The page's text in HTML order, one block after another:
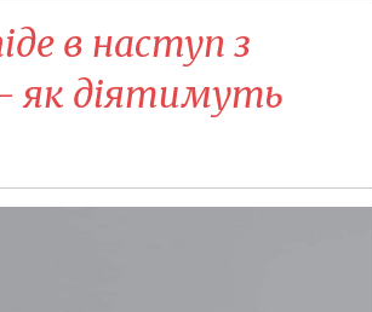
в наступ з
- як діятимуть